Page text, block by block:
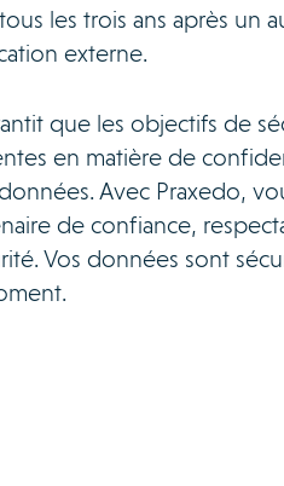
les trois ans après un
externe.
que les objectifs de
en matière de
Avec Praxedo,
de confiance,
Vos données sont